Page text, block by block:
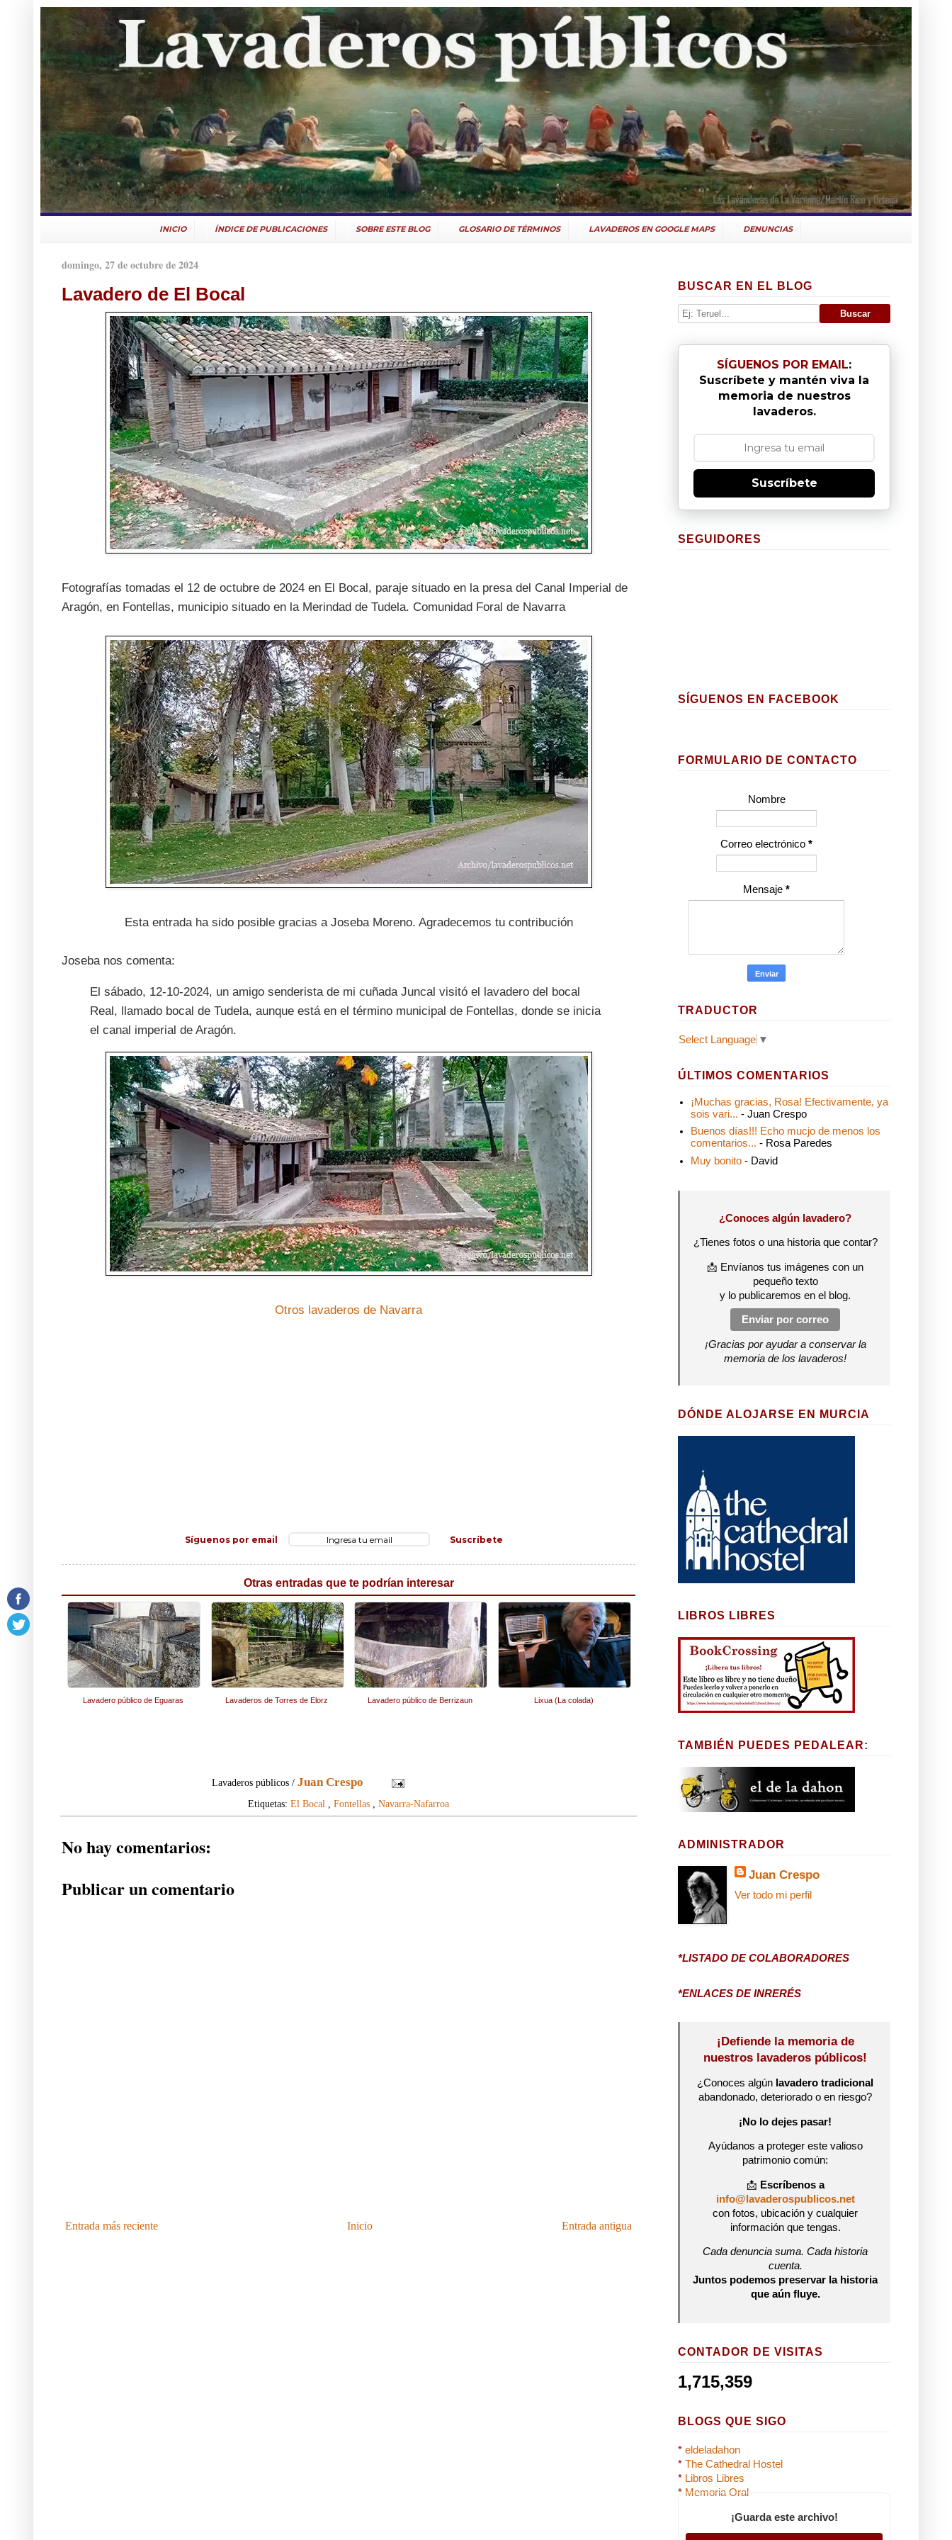
INICIO ÍNDICE DE PUBLICACIONES SOBRE ESTE BLOG GLOSARIO DE TÉRMINOS LAVADEROS EN GOOGLE MAPS DENUNCIAS
domingo, 27 de octubre de 2024
Lavadero de El Bocal
Fotografías tomadas el 12 de octubre de 2024 en El Bocal, paraje situado en la presa del Canal Imperial de
Aragón, en Fontellas, municipio situado en la Merindad de Tudela. Comunidad Foral de Navarra
Esta entrada ha sido posible gracias a Joseba Moreno. Agradecemos tu contribución
Joseba nos comenta:
El sábado, 12-10-2024, un amigo senderista de mi cuñada Juncal visitó el lavadero del bocal
Real, llamado bocal de Tudela, aunque está en el término municipal de Fontellas, donde se inicia
el canal imperial de Aragón.
Otros lavaderos de Navarra
Síguenos por email Suscríbete
Otras entradas que te podrían interesar
Lavadero público de Eguaras Lavaderos de Torres de Elorz Lavadero público de Berrizaun Lixua (La colada)
Lavaderos públicos /Juan Crespo
Etiquetas: El Bocal Fontellas Navarra-Nafarroa
No hay comentarios:
Publicar un comentario
Entrada más reciente Entrada antigua
Inicio
BUSCAR EN EL BLOG
SÍGUENOS POR EMAIL:
Suscríbete y mantén viva la
memoria de nuestros
lavaderos.
Suscríbete
SEGUIDORES
SÍGUENOS EN FACEBOOK
FORMULARIO DE CONTACTO
Nombre
Correo electrónico *
Mensaje *
TRADUCTOR
Select Language ▼
ÚLTIMOS COMENTARIOS
¡Muchas gracias, Rosa! Efectivamente, ya
sois vari... - Juan Crespo
Buenos días!!! Echo mucjo de menos los
comentarios... - Rosa Paredes
Muy bonito - David
¿Conoces algún lavadero?
¿Tienes fotos o una historia que contar?
📩 Envíanos tus imágenes con un
pequeño texto
y lo publicaremos en el blog.
Enviar por correo
¡Gracias por ayudar a conservar la
memoria de los lavaderos!
DÓNDE ALOJARSE EN MURCIA
LIBROS LIBRES
TAMBIÉN PUEDES PEDALEAR:
ADMINISTRADOR
Juan Crespo
Ver todo mi perfil
*LISTADO DE COLABORADORES
*ENLACES DE INRERÉS
¡Defiende la memoria de
nuestros lavaderos públicos!
¿Conoces algún lavadero tradicional
abandonado, deteriorado o en riesgo?
¡No lo dejes pasar!
Ayúdanos a proteger este valioso
patrimonio común:
📩 Escríbenos a
info@lavaderospublicos.net
con fotos, ubicación y cualquier
información que tengas.
Cada denuncia suma. Cada historia
cuenta.
Juntos podemos preservar la historia
que aún fluye.
CONTADOR DE VISITAS
1,715,359
BLOGS QUE SIGO
* eldeladahon
* The Cathedral Hostel
* Libros Libres
* Memoria Oral
¡Guarda este archivo!